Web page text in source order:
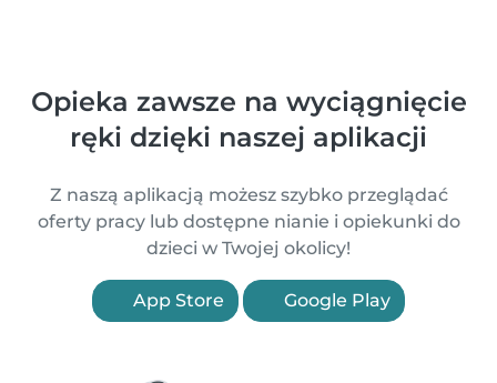
Opieka zawsze na wyciągnięcie
ręki dzięki naszej aplikacji
Z naszą aplikacją możesz szybko przeglądać
oferty pracy lub dostępne nianie i opiekunki do
dzieci w Twojej okolicy!
App Store Google Play